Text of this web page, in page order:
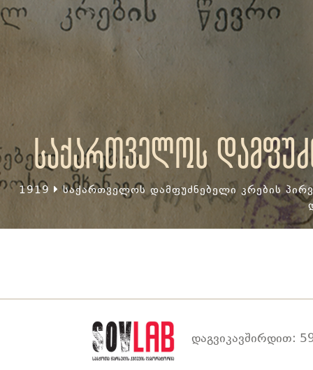
საქართველოს
1919
საქართველოს დამფუძნებელი კრების
დაგვიკავშირდით: